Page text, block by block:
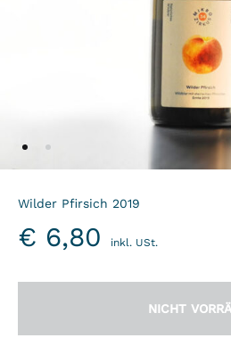
Wilder Pfirsich 2019
€ 6,80 inkl. USt.
NICHT